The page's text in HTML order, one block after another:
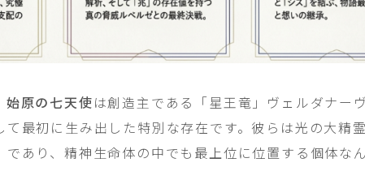
始原の七天使は創造主である「星王竜」ヴェルダナー
て最初に生み出した特別な存在です。彼らは光の大精
あり、精神生命体の中でも最上位に位置する個体なん